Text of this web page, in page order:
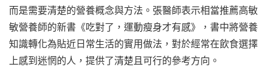
而是需要清楚的營養概念與方法。張醫師表示相當推薦高敏
敏營養師的新書《吃對了，運動瘦身才有感》，書中將營養
知識轉化為貼近日常生活的實用做法，對於經常在飲食選擇
上感到迷惘的人，提供了清楚且可行的參考方向。